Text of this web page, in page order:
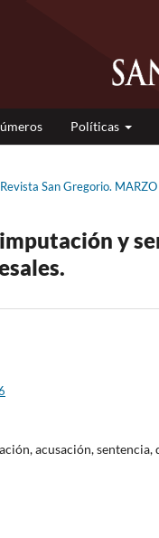
Políticas
San Gregorio.
y
acusación, sentencia,